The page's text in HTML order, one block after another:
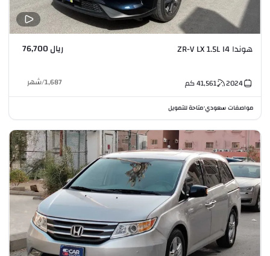
هوندا ZR-V LX 1.5L I4 ريال 76,700
2024
41,561كم 1,687
/شهر
مواصفات سعودي•متاحة للتمويل